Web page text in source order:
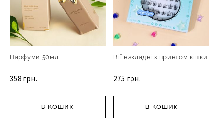
Парфуми 50мл
358 грн.
В КОШИК
Вії накладні з принтом кішки
275 грн.
В КОШИК